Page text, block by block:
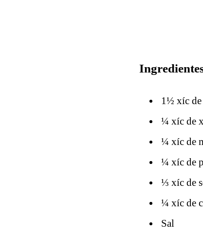
1½ xíc de
¼ xíc de
¼ xíc de
¼ xíc de
⅓ xíc de
¼ xíc de
Sal